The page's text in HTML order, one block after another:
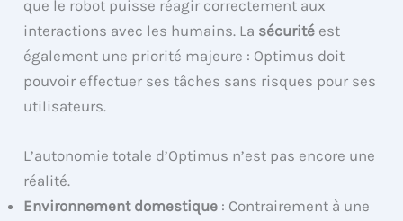
que le robot puisse réagir correctement aux
interactions avec les humains. La sécurité est
également une priorité majeure : Optimus doit
pouvoir effectuer ses tâches sans risques pour ses
utilisateurs.
L’autonomie totale d’Optimus n’est pas encore une
réalité.
Environnement domestique : Contrairement à une